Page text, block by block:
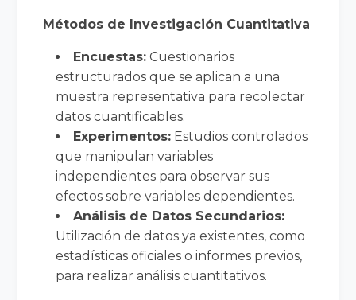
Métodos de Investigación Cuantitativa
Encuestas: Cuestionarios
estructurados que se aplican a una
muestra representativa para recolectar
datos cuantificables.
Experimentos: Estudios controlados
que manipulan variables
independientes para observar sus
efectos sobre variables dependientes.
Análisis de Datos Secundarios:
Utilización de datos ya existentes, como
estadísticas oficiales o informes previos,
para realizar análisis cuantitativos.